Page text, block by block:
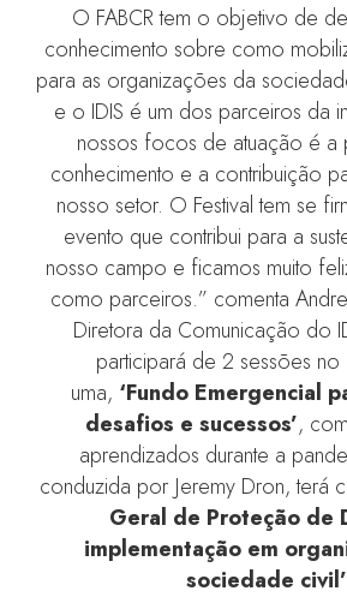
O FABCR tem o objetivo de
conhecimento sobre como
para as organizações da
e o IDIS é um dos parceiros da
nossos focos de atuação é
conhecimento e a contribuição
nosso setor. O Festival tem se
evento que contribui para a
nosso campo e ficamos muito
como parceiros.” comenta
Diretora da Comunicação do
participará de 2 sessões no
uma, ‘Fundo Emergencial
desafios e sucessos’,
aprendizados durante a
conduzida por Jeremy Dron, terá
Geral de Proteção de
implementação em
sociedade civil’